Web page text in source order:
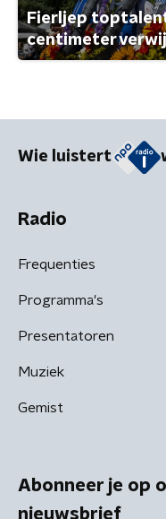
Fierljep
centimeter
Wie luistert
Radio
Frequenties
Programma's
Presentatoren
Muziek
Gemist
Abonneer je op
nieuwsbrief